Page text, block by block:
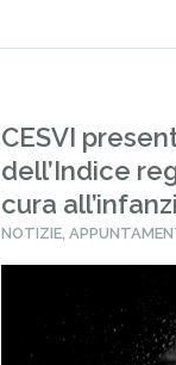
CESVI
dell’Indice
cura
PUBBLICATO
NOTIZIE,